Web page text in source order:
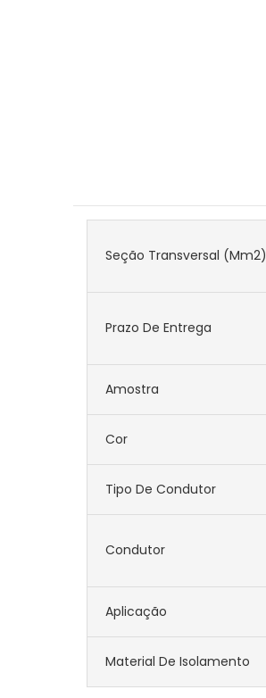
Seção Transversal (mm2)
Prazo De Entrega
Amostra
Cor
Tipo De Condutor
Condutor
Aplicação
Material De Isolamento